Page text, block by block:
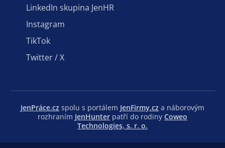
LinkedIn skupina JenHR
Instagram
TikTok
Twitter / X
JenPráce.cz spolu s portálem JenFirmy.cz a náborovým
rozhraním JenHunter patří do rodiny Coweo
Technologies, s. r. o.